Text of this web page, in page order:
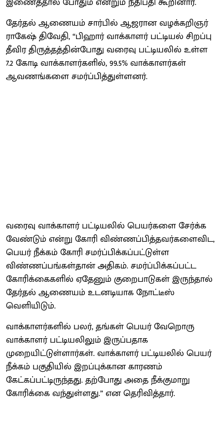
தேர்தல் ஆணையம் சார்பில் ஆஜரான வழக்கறிஞர்
ராகேஷ் திவேதி, “பிஹார் வாக்காளர் பட்டியல் சிறப்பு
தீவிர திருத்தத்தின்போது வரைவு பட்டியலில் உள்ள
7.2 கோடி வாக்காளர்களில், 99.5% வாக்காளர்கள்
ஆவணங்களை சமர்ப்பித்துள்ளனர்.
வரைவு வாக்காளர் பட்டியலில் பெயர்களை சேர்க்க
வேண்டும் என்று கோரி விண்ணப்பித்தவர்களைவிட,
பெயர் நீக்கம் கோரி சமர்ப்பிக்கப்பட்டுள்ள
விண்ணப்பங்கள்தான் அதிகம். சமர்ப்பிக்கப்பட்ட
கோரிக்கைகளில் ஏதேனும் குறைபாடுகள் இருந்தால்
தேர்தல் ஆணையம் உடனடியாக நோட்டீஸ்
வெளியிடும்.
வாக்காளர்களில் பலர், தங்கள் பெயர் வேறொரு
வாக்காளர் பட்டியலிலும் இருப்பதாக
முறையிட்டுள்ளார்கள். வாக்காளர் பட்டியலில் பெயர்
நீக்கம் பகுதியில் இறப்புக்கான காரணம்
கேட்கப்பட்டிருந்தது. தற்போது அதை நீக்குமாறு
கோரிக்கை வந்துள்ளது.” என தெரிவித்தார்.